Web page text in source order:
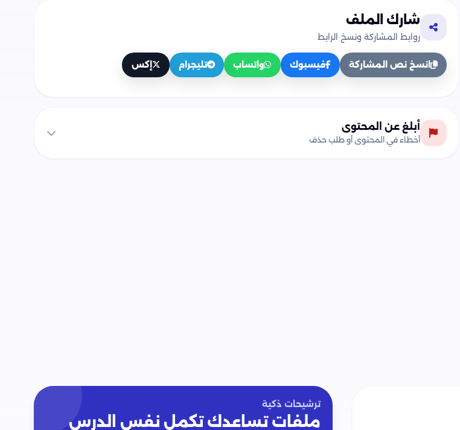
شارك الملف
روابط المشاركة ونسخ الرابط
انسخ نص المشاركة فيسبوك واتساب تليجرام إكس
أبلغ عن المحتوى
أخطاء في المحتوى أو طلب حذف
ترشيحات ذكية
ملفات تساعدك تكمل نفس الدرس